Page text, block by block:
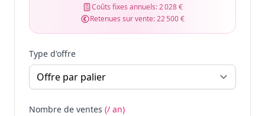
Coûts fixes annuels:2 028 €
Retenues sur vente:22 500 €
Type d'offre
Nombre de ventes (/ an)